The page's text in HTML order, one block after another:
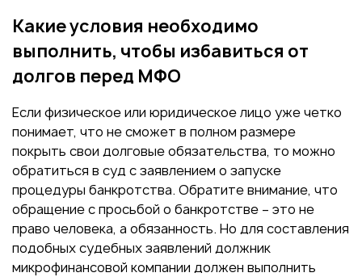
Какие условия необходимо
выполнить, чтобы избавиться от
долгов перед МФО
Если физическое или юридическое лицо уже четко
понимает, что не сможет в полном размере
покрыть свои долговые обязательства, то можно
обратиться в суд с заявлением о запуске
процедуры банкротства. Обратите внимание, что
обращение с просьбой о банкротстве – это не
право человека, а обязанность. Но для составления
подобных судебных заявлений должник
микрофинансовой компании должен выполнить